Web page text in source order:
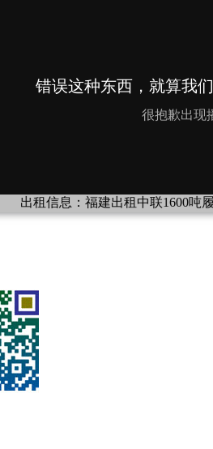
出租信息： 福建出租中联1600吨履